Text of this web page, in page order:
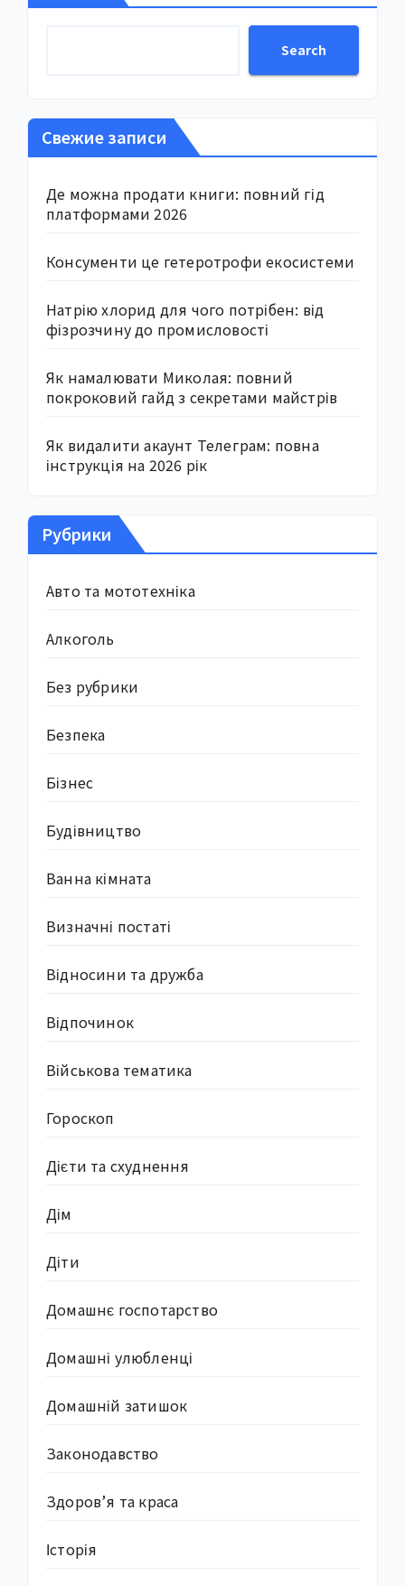
Search
Свежие записи
Де можна продати книги: повний гід
платформами 2026
Консументи це гетеротрофи екосистеми
Натрію хлорид для чого потрібен: від
фізрозчину до промисловості
Як намалювати Миколая: повний
покроковий гайд з секретами майстрів
Як видалити акаунт Телеграм: повна
інструкція на 2026 рік
Рубрики
Авто та мототехніка
Алкоголь
Без рубрики
Безпека
Бізнес
Будівництво
Ванна кімната
Визначні постаті
Відносини та дружба
Відпочинок
Військова тематика
Гороскоп
Дієти та схуднення
Дім
Діти
Домашнє госпотарство
Домашні улюбленці
Домашній затишок
Законодавство
Здоров’я та краса
Історія